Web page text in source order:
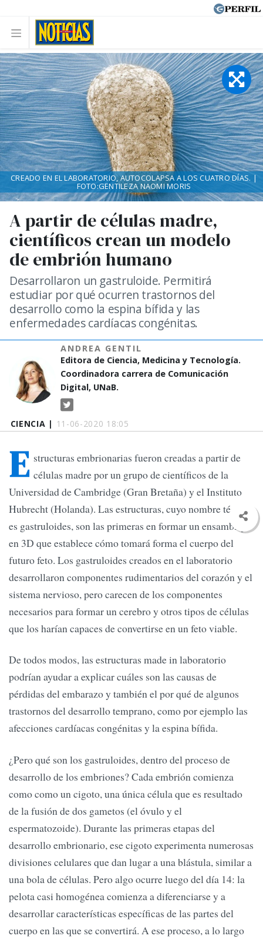
CIENCIA | 11-06-2020 18:05
A partir de células madre,
científicos crean un modelo
de embrión humano
Desarrollaron un gastruloide. Permitirá
estudiar por qué ocurren trastornos del
desarrollo como la espina bífida y las
enfermedades cardíacas congénitas.
ANDREA GENTIL
Editora de Ciencia, Medicina y Tecnología.
Coordinadora carrera de Comunicación
Digital, UNaB.
CREADO EN EL LABORATORIO, AUTOCOLAPSA A LOS CUATRO DÍAS. |
FOTO:GENTILEZA NAOMI MORIS
E structuras embrionarias fueron creadas a partir de
células madre por un grupo de científicos de la
Universidad de Cambridge (Gran Bretaña) y el Instituto
Hubrecht (Holanda). Las estructuras, cuyo nombre técnico
es gastruloides, son las primeras en formar un ensamblaje
en 3D que establece cómo tomará forma el cuerpo del
futuro feto. Los gastruloides creados en el laboratorio
desarrollaron componentes rudimentarios del corazón y el
sistema nervioso, pero carecen de los componentes
necesarios para formar un cerebro y otros tipos de células
que los harían capaces de convertirse en un feto viable.
De todos modos, las estructuras made in laboratorio
podrían ayudar a explicar cuáles son las causas de
pérdidas del embarazo y también el por qué de algunos
trastornos del desarrollo temprano, como por ejemplo las
afecciones cardíacas congénitas y la espina bífida.
¿Pero qué son los gastruloides, dentro del proceso de
desarrollo de los embriones? Cada embrión comienza
como como un cigoto, una única célula que es resultado
de la fusión de dos gametos (el óvulo y el
espermatozoide). Durante las primeras etapas del
desarrollo embrionario, ese cigoto experimenta numerosas
divisiones celulares que dan lugar a una blástula, similar a
una bola de células. Pero algo ocurre luego del día 14: la
pelota casi homogénea comienza a diferenciarse y a
desarrollar características específicas de las partes del
cuerpo en las que se convertirá. A ese proceso, a lo largo